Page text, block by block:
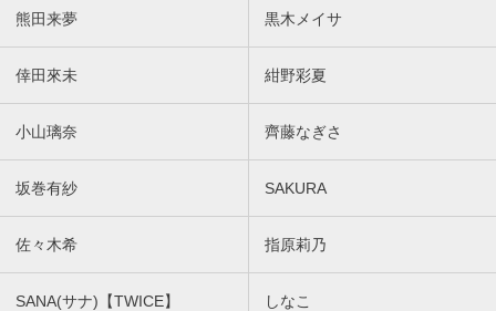
熊田来夢 黒木メイサ
倖田來未 紺野彩夏
小山璃奈 齊藤なぎさ
坂巻有紗 SAKURA
佐々木希 指原莉乃
SANA(サナ)【TWICE】 しなこ